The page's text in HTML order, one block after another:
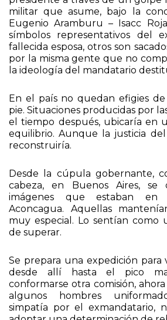
El general Juan Domingo Perón
presidente a través de un golpe
militar que asume, bajo la
Eugenio Aramburu – Isacc
símbolos representativos del
fallecida esposa, otros son
por la misma gente que no
En el país no quedan efigies
pie. Situaciones producidas por
el tiempo después, ubicaría en
equilibrio. Aunque la justicia del
Desde la cúpula gobernante,
cabeza, en Buenos Aires, se
imágenes que estaban
Aconcagua. Aquellas
muy especial. Lo sentían como
Se prepara una expedición para
desde allí hasta el pico
conformarse otra comisión, ahora
algunos hombres